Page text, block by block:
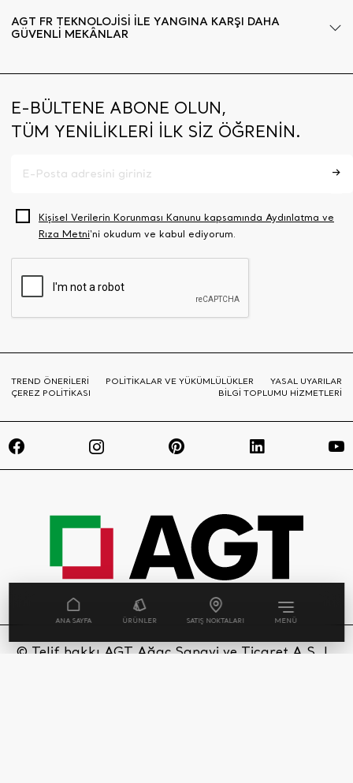
ANA SAYFA ÜRÜNLER SATIŞ NOKTALARI MENÜ
AGT FR TEKNOLOJİSİ İLE YANGINA KARŞI DAHA
GÜVENLİ MEKÂNLAR
E-BÜLTENE ABONE OLUN,
TÜM YENİLİKLERİ İLK SİZ ÖĞRENİN.
Kişisel Verilerin Korunması Kanunu kapsamında Aydınlatma ve
Rıza Metni‘ni okudum ve kabul ediyorum.
TREND ÖNERİLERİ POLİTİKALAR VE YÜKÜMLÜLÜKLER
YASAL UYARILAR
ÇEREZ POLİTİKASI
BİLGİ TOPLUMU HİZMETLERİ
© Telif hakkı AGT Ağaç Sanayi ve Ticaret A.Ş. |